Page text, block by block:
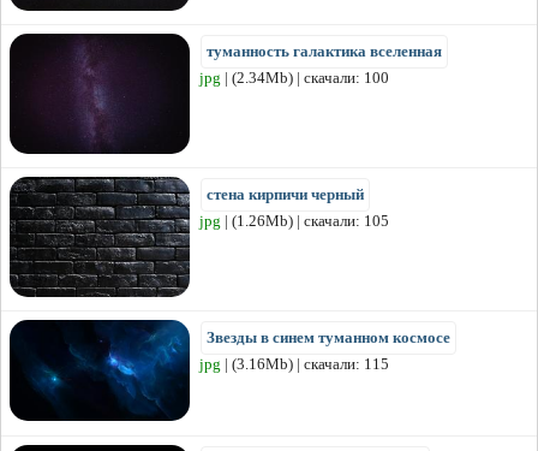
туманность галактика вселенная
jpg | (2.34Mb) | скачали: 100
стена кирпичи черный
jpg | (1.26Mb) | скачали: 105
Звезды в синем туманном космосе
jpg | (3.16Mb) | скачали: 115